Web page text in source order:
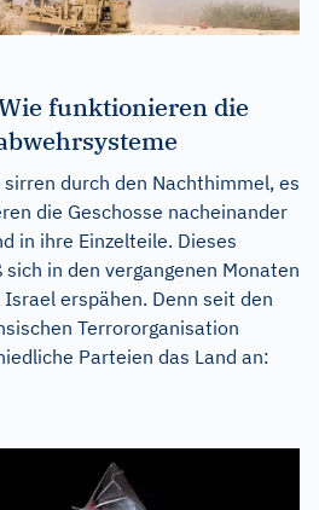
funktionieren die
durch den Nachthimmel, es
die Geschosse nacheinander
in ihre Einzelteile. Dieses
in den vergangenen Monaten
erspähen. Denn seit den
Terrororganisation
Parteien das Land an: